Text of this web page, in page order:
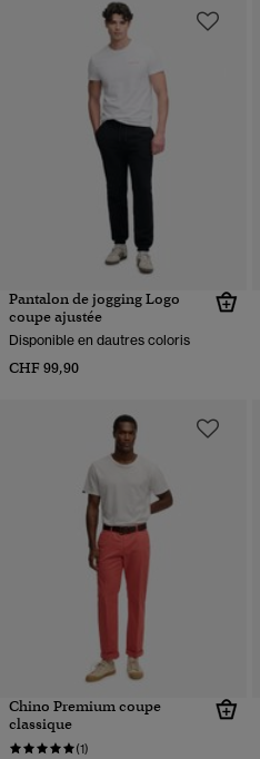
Pantalon de jogging Logo
coupe ajustée
Disponible en dautres coloris
CHF 99,90
Chino Premium coupe
classique
(1)